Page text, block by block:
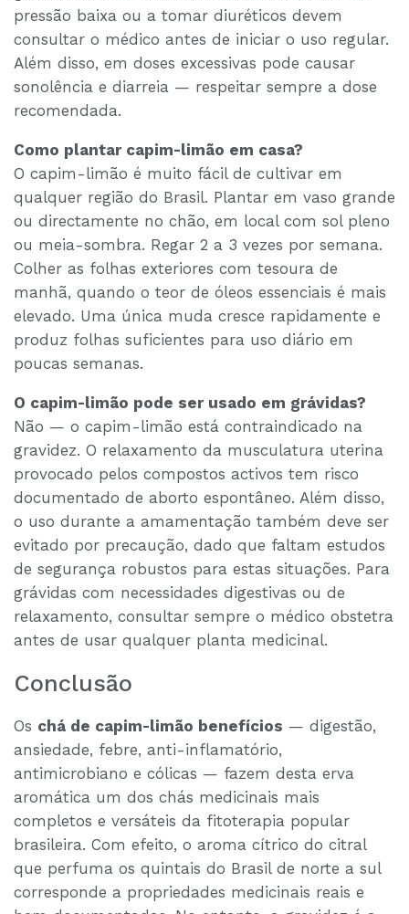
pressão baixa ou a tomar diuréticos devem
consultar o médico antes de iniciar o uso regular.
Além disso, em doses excessivas pode causar
sonolência e diarreia — respeitar sempre a dose
recomendada.
Como plantar capim-limão em casa?
O capim-limão é muito fácil de cultivar em
qualquer região do Brasil. Plantar em vaso grande
ou directamente no chão, em local com sol pleno
ou meia-sombra. Regar 2 a 3 vezes por semana.
Colher as folhas exteriores com tesoura de
manhã, quando o teor de óleos essenciais é mais
elevado. Uma única muda cresce rapidamente e
produz folhas suficientes para uso diário em
poucas semanas.
O capim-limão pode ser usado em grávidas?
Não — o capim-limão está contraindicado na
gravidez. O relaxamento da musculatura uterina
provocado pelos compostos activos tem risco
documentado de aborto espontâneo. Além disso,
o uso durante a amamentação também deve ser
evitado por precaução, dado que faltam estudos
de segurança robustos para estas situações. Para
grávidas com necessidades digestivas ou de
relaxamento, consultar sempre o médico obstetra
antes de usar qualquer planta medicinal.
Conclusão
Os chá de capim-limão benefícios — digestão,
ansiedade, febre, anti-inflamatório,
antimicrobiano e cólicas — fazem desta erva
aromática um dos chás medicinais mais
completos e versáteis da fitoterapia popular
brasileira. Com efeito, o aroma cítrico do citral
que perfuma os quintais do Brasil de norte a sul
corresponde a propriedades medicinais reais e